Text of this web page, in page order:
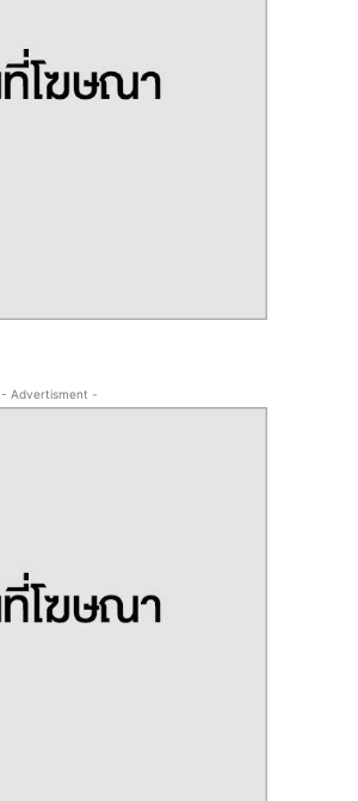
- Advertisment -